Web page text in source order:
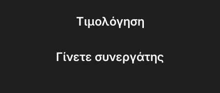
Τιμολόγηση
Γίνετε συνεργάτης